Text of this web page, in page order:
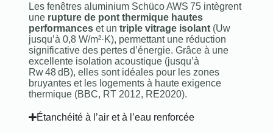
Les fenêtres aluminium Schüco AWS 75 intègrent
une rupture de pont thermique hautes
performanceset un triple vitrage isolant(Uw
jusqu’à 0,8 W/m²·K), permettant une réduction
significative des pertes d’énergie. Grâce à une
excellente isolation acoustique (jusqu’à
Rw 48 dB), elles sont idéales pour les zones
bruyantes et les logements à haute exigence
thermique (BBC, RT 2012, RE2020).
Étanchéité à l’air et à l’eau renforcée